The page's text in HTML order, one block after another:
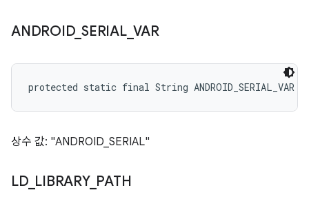
ANDROID_ SERIAL_VAR
protected static final String ANDROID_SERIAL_VAR
상수 값: "ANDROID_SERIAL"
LD_ LIBRARY_ PATH